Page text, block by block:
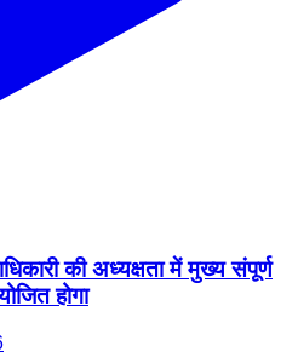
की अध्यक्षता में मुख्य संपूर्ण
होगा